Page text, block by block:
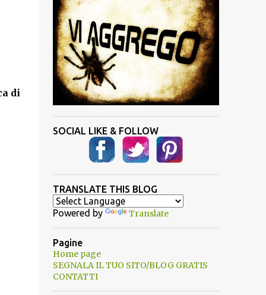
di
SOCIAL LIKE & FOLLOW
TRANSLATE THIS BLOG
Powered by Translate
Pagine
Home page
SEGNALA IL TUO SITO/BLOG GRATIS
CONTATTI